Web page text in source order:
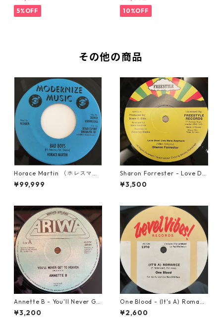
5%OFF 10%OFF
その他の商品
Horace Martin （ホレスマー
ティン） - Bad Boys【7'】
¥99,999
Sharon Forrester - Love Do
n't Live Here Anymore【12-
50068】
¥3,500
Annette B - You'll Never Ge
t To Heaven【12-50058】
¥3,200
One Blood - (It's A) Romanc
e【12-50054】
¥2,600